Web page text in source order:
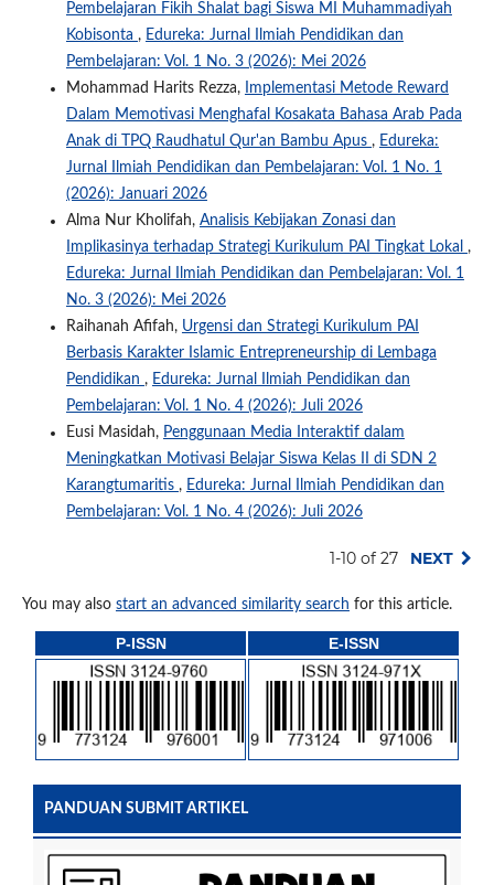
Pembelajaran Fikih Shalat bagi Siswa MI Muhammadiyah
Kobisonta , Edureka: Jurnal Ilmiah Pendidikan dan
Pembelajaran: Vol. 1 No. 3 (2026): Mei 2026
Mohammad Harits Rezza,
Implementasi Metode Reward
Dalam Memotivasi Menghafal Kosakata Bahasa Arab Pada
Anak di TPQ Raudhatul Qur'an Bambu Apus , Edureka:
Jurnal Ilmiah Pendidikan dan Pembelajaran: Vol. 1 No. 1
(2026): Januari 2026
Alma Nur Kholifah, Analisis Kebijakan Zonasi dan
Implikasinya terhadap Strategi Kurikulum PAI Tingkat Lokal ,
Edureka: Jurnal Ilmiah Pendidikan dan Pembelajaran: Vol. 1
No. 3 (2026): Mei 2026
Raihanah Afifah, Urgensi dan Strategi Kurikulum PAI
Berbasis Karakter Islamic Entrepreneurship di Lembaga
Pendidikan , Edureka: Jurnal Ilmiah Pendidikan dan
Pembelajaran: Vol. 1 No. 4 (2026): Juli 2026
Eusi Masidah, Penggunaan Media Interaktif dalam
Meningkatkan Motivasi Belajar Siswa Kelas II di SDN 2
Karangtumaritis , Edureka: Jurnal Ilmiah Pendidikan dan
Pembelajaran: Vol. 1 No. 4 (2026): Juli 2026
1-10 of 27 NEXT
You may also start an advanced similarity search for this article.
P-ISSN E-ISSN
PANDUAN SUBMIT ARTIKEL